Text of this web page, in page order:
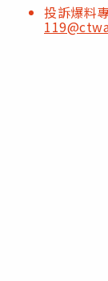
投訴爆料